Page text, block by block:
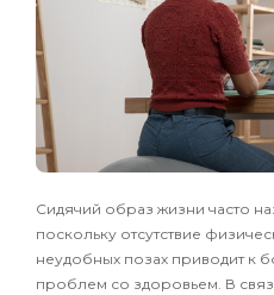
Сидячий образ жизни часто
поскольку отсутствие
неудобных позах приводит к
проблем со здоровьем. В